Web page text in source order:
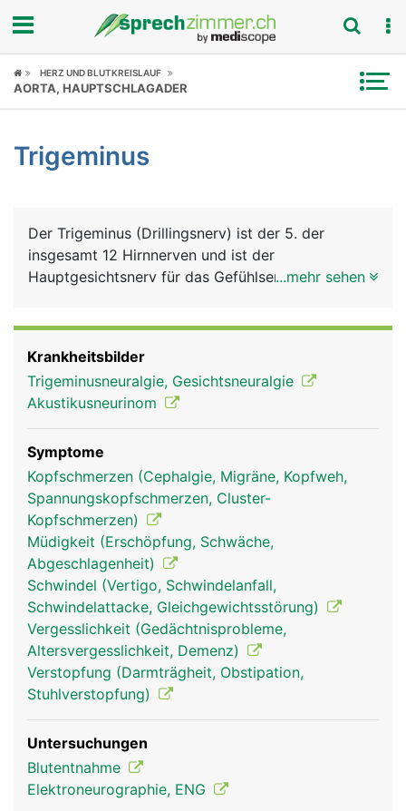
Fokus
Symptome
News
Rubriken
HERZ UND BLUTKREISLAUF
AORTA, HAUPTSCHLAGADER
Trigeminus
Der Trigeminus (Drillingsnerv) ist der 5. der
insgesamt 12 Hirnnerven und ist der
Hauptgesichtsnerv für das Gefühlsempfinden im
verantwortlich ist; ein Oberkieferast, für das
Empfinden unter dem Auge, im Oberkieferbereich
und Oberlippe; und ein Unterkieferast, der für das
Empfinden im Unterkieferbereich verantwortlich
ist und die Kau- und Mundbodenmuskulatur
steuert.
Trigeminus Frau Trigeminus Mann
...mehr sehen
Krankheitsbilder
Trigeminusneuralgie, Gesichtsneuralgie
Akustikusneurinom
Symptome
Kopfschmerzen (Cephalgie, Migräne, Kopfweh,
Spannungskopfschmerzen, Cluster-
Kopfschmerzen)
Müdigkeit (Erschöpfung, Schwäche,
Abgeschlagenheit)
Schwindel (Vertigo, Schwindelanfall,
Schwindelattacke, Gleichgewichtsstörung)
Vergesslichkeit (Gedächtnisprobleme,
Altersvergesslichkeit, Demenz)
Verstopfung (Darmträgheit, Obstipation,
Stuhlverstopfung)
Untersuchungen
Blutentnahme
Elektroneurographie, ENG